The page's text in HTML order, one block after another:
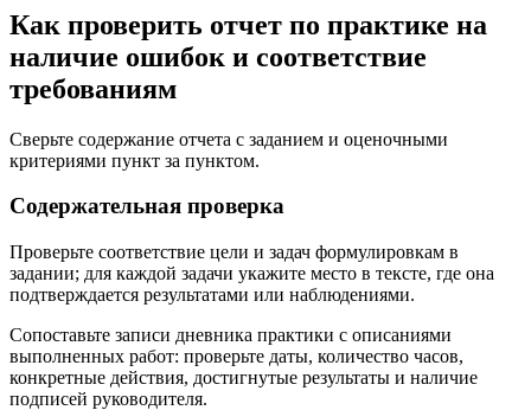
Как проверить отчет по практике на
наличие ошибок и соответствие
требованиям
Сверьте содержание отчета с заданием и оценочными
критериями пункт за пунктом.
Содержательная проверка
Проверьте соответствие цели и задач формулировкам в
задании; для каждой задачи укажите место в тексте, где она
подтверждается результатами или наблюдениями.
Сопоставьте записи дневника практики с описаниями
выполненных работ: проверьте даты, количество часов,
конкретные действия, достигнутые результаты и наличие
подписей руководителя.